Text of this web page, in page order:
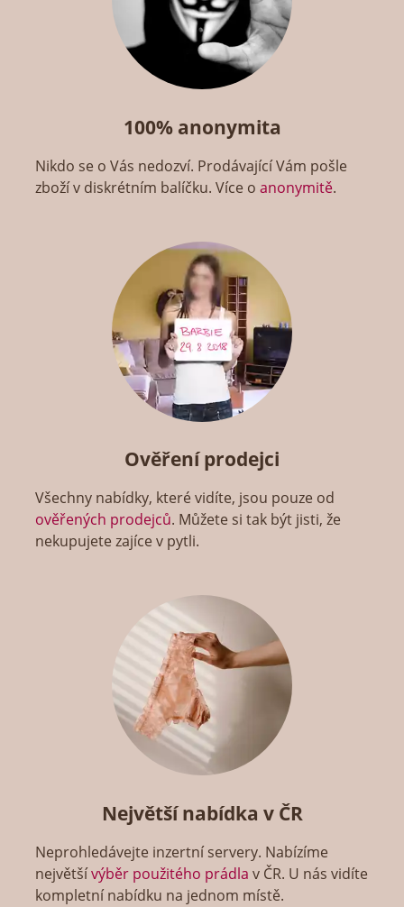
100% anonymita
Nikdo se o Vás nedozví. Prodávající Vám pošle
zboží v diskrétním balíčku. Více oanonymitě.
Ověření prodejci
Všechny nabídky, které vidíte, jsou pouze od
ověřených prodejců. Můžete si tak být jisti, že
nekupujete zajíce v pytli.
Největší nabídka v ČR
Neprohledávejte inzertní servery. Nabízíme
největšívýběr použitého prádla v ČR. U nás vidíte
kompletní nabídku na jednom místě.